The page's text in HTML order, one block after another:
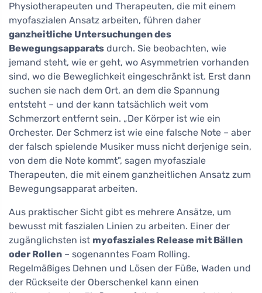
Physiotherapeuten und Therapeuten, die mit einem
myofaszialen Ansatz arbeiten, führen daher
ganzheitliche Untersuchungen des
Bewegungsapparats durch. Sie beobachten, wie
jemand steht, wie er geht, wo Asymmetrien vorhanden
sind, wo die Beweglichkeit eingeschränkt ist. Erst dann
suchen sie nach dem Ort, an dem die Spannung
entsteht – und der kann tatsächlich weit vom
Schmerzort entfernt sein. „Der Körper ist wie ein
Orchester. Der Schmerz ist wie eine falsche Note – aber
der falsch spielende Musiker muss nicht derjenige sein,
von dem die Note kommt", sagen myofasziale
Therapeuten, die mit einem ganzheitlichen Ansatz zum
Bewegungsapparat arbeiten.
Aus praktischer Sicht gibt es mehrere Ansätze, um
bewusst mit faszialen Linien zu arbeiten. Einer der
zugänglichsten ist myofasziales Release mit Bällen
oder Rollen – sogenanntes Foam Rolling.
Regelmäßiges Dehnen und Lösen der Füße, Waden und
der Rückseite der Oberschenkel kann einen